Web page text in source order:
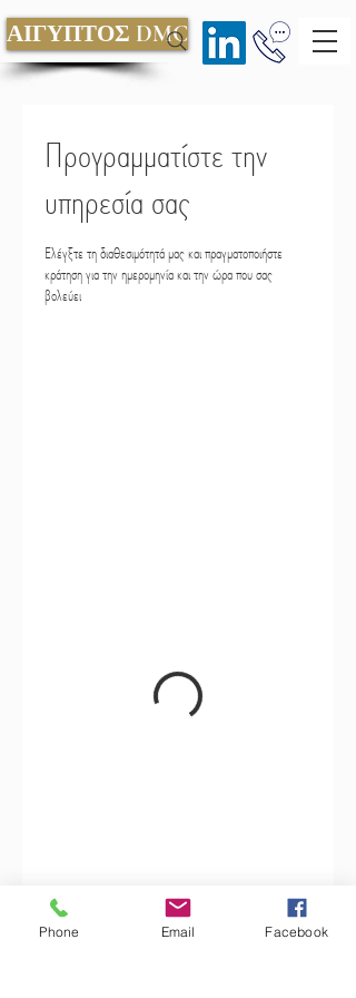
ΑΙΓΥΠΤΟΣ DMC
Προγραμματίστε την
υπηρεσία σας
Ελέγξτε τη διαθεσιμότητά μας και πραγματοποιήστε
κράτηση για την ημερομηνία και την ώρα που σας
βολεύει
Phone Email Facebook